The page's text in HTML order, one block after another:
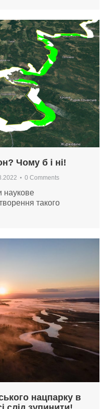
Чому б і ні!
0 Comments
наукове
такого
нацпарку в